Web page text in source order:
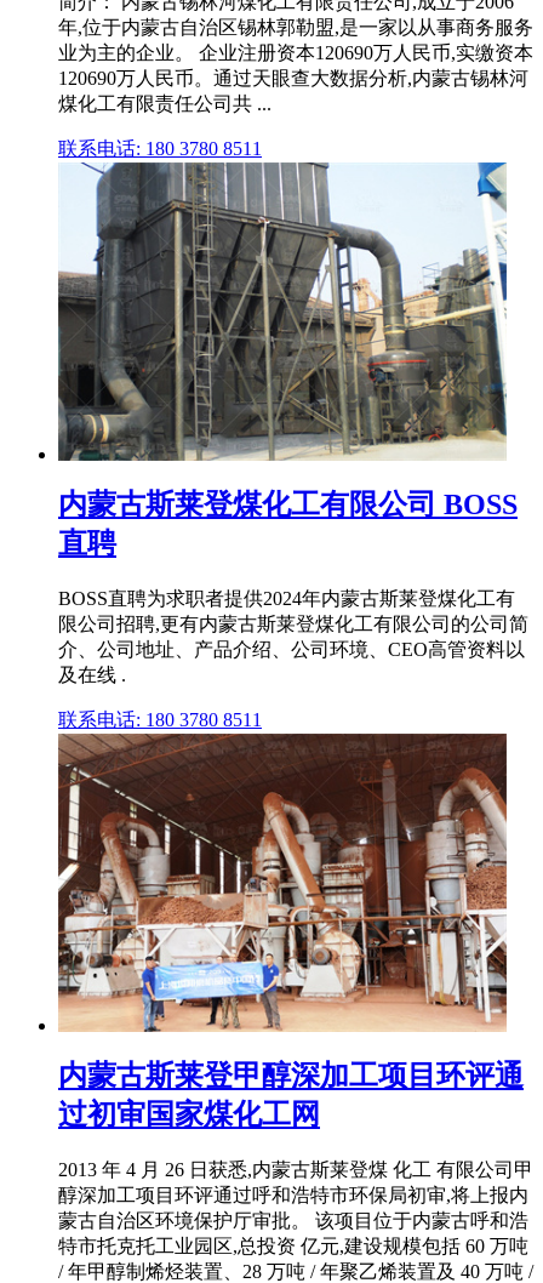
年,位于内蒙古自治区锡林郭勒盟,是一家以从事商务服务
业为主的企业。 企业注册资本120690万人民币,实缴资本
120690万人民币。通过天眼查大数据分析,内蒙古锡林河
煤化工有限责任公司共 ...
联系电话: 180 3780 8511
内蒙古斯莱登煤化工有限公司 BOSS
直聘
BOSS直聘为求职者提供2024年内蒙古斯莱登煤化工有
限公司招聘,更有内蒙古斯莱登煤化工有限公司的公司简
介、公司地址、产品介绍、公司环境、CEO高管资料以
及在线 .
联系电话: 180 3780 8511
内蒙古斯莱登甲醇深加工项目环评通
过初审国家煤化工网
2013 年 4 月 26 日获悉,内蒙古斯莱登煤 化工 有限公司甲
醇深加工项目环评通过呼和浩特市环保局初审,将上报内
蒙古自治区环境保护厅审批。 该项目位于内蒙古呼和浩
特市托克托工业园区,总投资 亿元,建设规模包括 60 万吨
/ 年甲醇制烯烃装置、28 万吨 / 年聚乙烯装置及 40 万吨 /